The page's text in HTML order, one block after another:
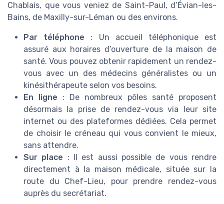
Chablais, que vous veniez de Saint-Paul, d’Évian-les-
Bains, de Maxilly-sur-Léman ou des environs.
Par téléphone : Un accueil téléphonique est
assuré aux horaires d’ouverture de la maison de
santé. Vous pouvez obtenir rapidement un rendez-
vous avec un des médecins généralistes ou un
kinésithérapeute selon vos besoins.
En ligne : De nombreux pôles santé proposent
désormais la prise de rendez-vous via leur site
internet ou des plateformes dédiées. Cela permet
de choisir le créneau qui vous convient le mieux,
sans attendre.
Sur place : Il est aussi possible de vous rendre
directement à la maison médicale, située sur la
route du Chef-Lieu, pour prendre rendez-vous
auprès du secrétariat.